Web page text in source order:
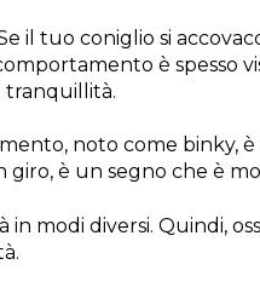
il tuo coniglio si
è spesso
tranquillità.
noto come binky, è
giro, è un segno che è
modi diversi. Quindi,